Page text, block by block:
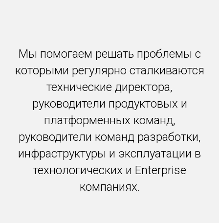
Мы помогаем решать проблемы с
которыми регулярно сталкиваются
технические директора,
руководители продуктовых и
платформенных команд,
руководители команд разработки,
инфраструктуры и эксплуатации в
технологических и Enterprise
компаниях.